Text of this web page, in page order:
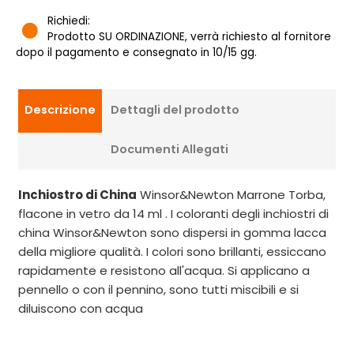
Richiedi:
Prodotto SU ORDINAZIONE, verrà richiesto al fornitore
dopo il pagamento e consegnato in 10/15 gg.
Descrizione Dettagli del prodotto
Documenti Allegati
Inchiostro di China Winsor&Newton Marrone Torba,
flacone in vetro da 14 ml . I coloranti degli inchiostri di
china Winsor&Newton sono dispersi in gomma lacca
della migliore qualità. I colori sono brillanti, essiccano
rapidamente e resistono all'acqua. Si applicano a
pennello o con il pennino, sono tutti miscibili e si
diluiscono con acqua